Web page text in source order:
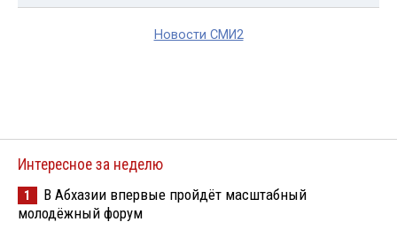
Новости СМИ2
Интересное за неделю
1
В Абхазии впервые пройдёт масштабный
молодёжный форум